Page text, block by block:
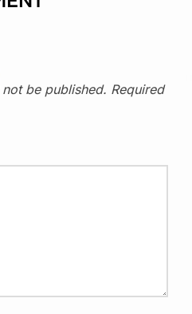
be published. Required